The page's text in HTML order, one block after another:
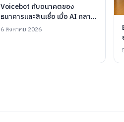
Voicebot กับอนาคตของ
ธนาคารและสินเชื่อ เมื่อ AI กลาย
เป็นด่านหน้าบริการลูกค้า และ
6 สิงหาคม 2026